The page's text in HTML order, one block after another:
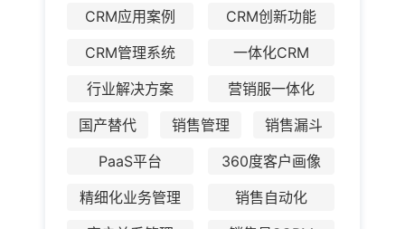
CRM应用案例
CRM创新功能
CRM管理系统
一体化CRM
行业解决方案
营销服一体化
国产替代
销售管理
销售漏斗
PaaS平台
360度客户画像
精细化业务管理
销售自动化